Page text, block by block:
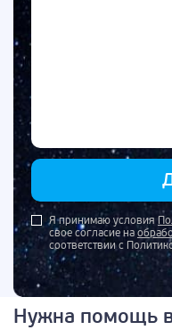
Я принимаю условия
свое согласие на
соответствии с
Нужна помощь